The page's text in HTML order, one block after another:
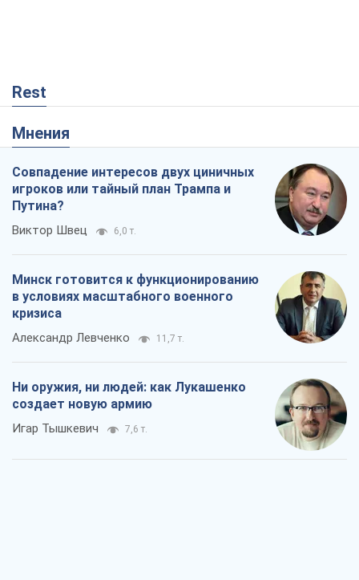
Rest
Мнения
Совпадение интересов двух циничных
игроков или тайный план Трампа и
Путина?
Виктор Швец 6,0 т.
Минск готовится к функционированию
в условиях масштабного военного
кризиса
Александр Левченко 11,7 т.
Ни оружия, ни людей: как Лукашенко
создает новую армию
Игар Тышкевич 7,6 т.